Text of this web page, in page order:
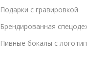
Подарки с гравировкой
Брендированная
Пивные бокалы с